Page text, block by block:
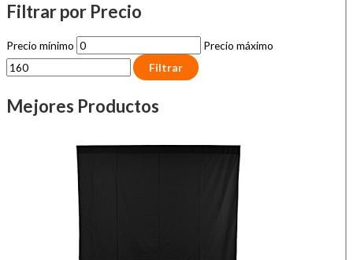
Filtrar por Precio
Precio mínimo
Precio máximo
Filtrar
Mejores Productos